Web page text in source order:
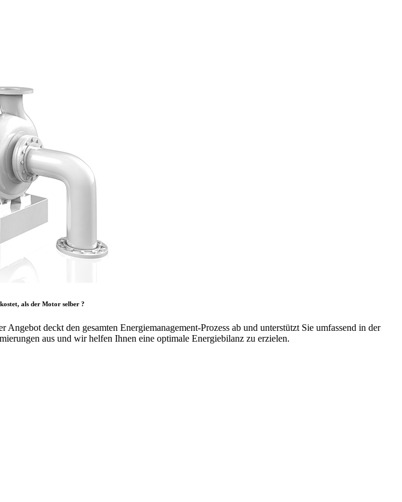
als der Motor selber ?
deckt den gesamten Energiemanagement-Prozess ab und unterstützt Sie umfassend in der
aus und wir helfen Ihnen eine optimale Energiebilanz zu erzielen.